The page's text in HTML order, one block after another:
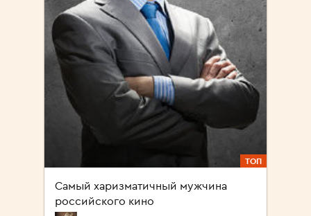
ТОП
Самый харизматичный мужчина
российского кино